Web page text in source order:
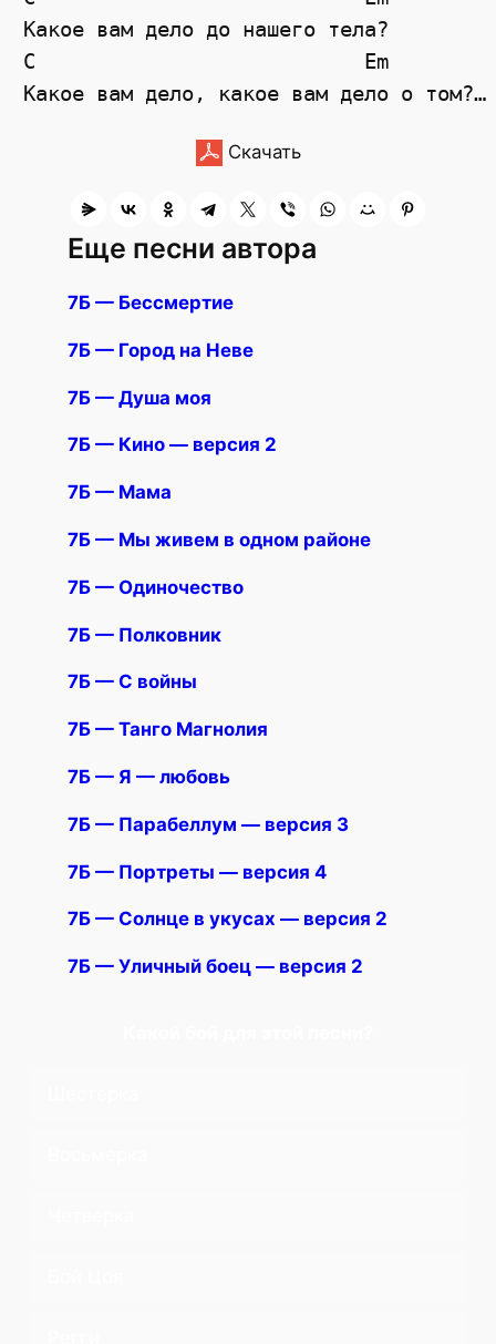
Какое вам дело до нашего тела?
C                           Em
Скачать
Еще песни автора
7Б — Бессмертие
7Б — Город на Неве
7Б — Душа моя
7Б — Кино — версия 2
7Б — Мама
7Б — Мы живем в одном районе
7Б — Одиночество
7Б — Полковник
7Б — С войны
7Б — Танго Магнолия
7Б — Я — любовь
7Б — Парабеллум — версия 3
7Б — Портреты — версия 4
7Б — Солнце в укусах — версия 2
7Б — Уличный боец — версия 2